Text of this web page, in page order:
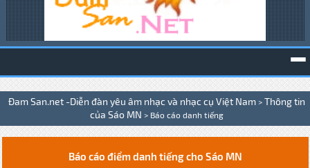
Đam San.net -Diễn đàn yêu âm nhạc và nhạc cụ Việt Nam > Thông tin
của Sáo MN > Báo cáo danh tiếng
Báo cáo điểm danh tiếng cho Sáo MN